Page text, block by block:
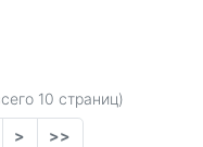
10 страниц)
> >>